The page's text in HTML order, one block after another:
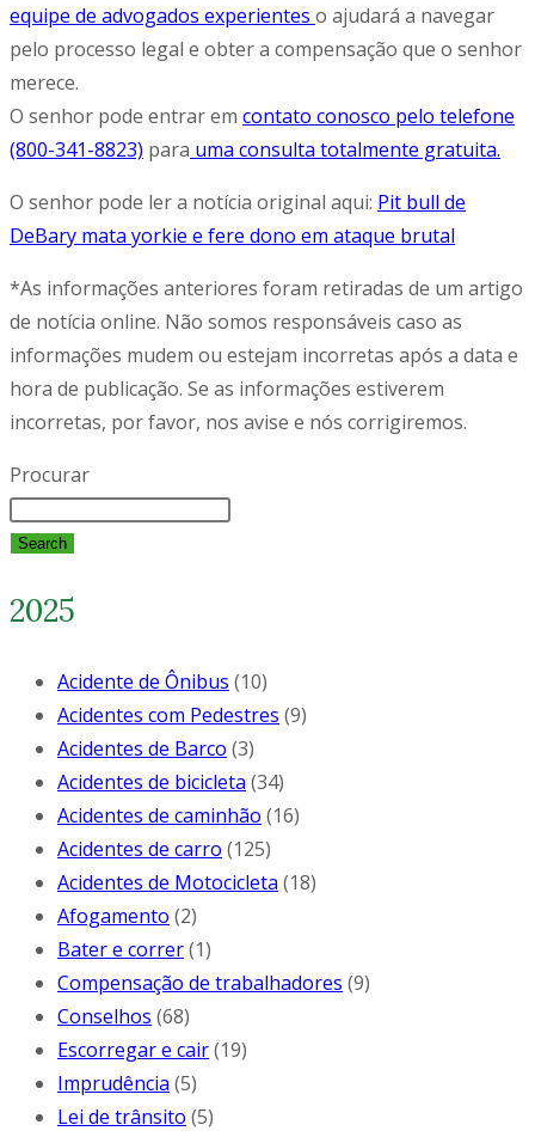
equipe de advogados experientes o ajudará a navegar
pelo processo legal e obter a compensação que o senhor
merece.
O senhor pode entrar em contato conosco pelo telefone
(800-341-8823) para uma consulta totalmente gratuita.
O senhor pode ler a notícia original aqui: Pit bull de
DeBary mata yorkie e fere dono em ataque brutal
*As informações anteriores foram retiradas de um artigo
de notícia online. Não somos responsáveis caso as
informações mudem ou estejam incorretas após a data e
hora de publicação. Se as informações estiverem
incorretas, por favor, nos avise e nós corrigiremos.
Procurar
Search
2025
Acidente de Ônibus (10)
Acidentes com Pedestres (9)
Acidentes de Barco (3)
Acidentes de bicicleta (34)
Acidentes de caminhão (16)
Acidentes de carro (125)
Acidentes de Motocicleta (18)
Afogamento (2)
Bater e correr(1)
Compensação de trabalhadores (9)
Conselhos (68)
Escorregar e cair(19)
Imprudência (5)
Lei de trânsito (5)